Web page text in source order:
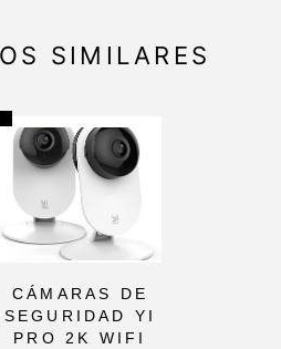
SIMILARES
CÁMARAS DE
SEGURIDAD YI
PRO 2K WIFI